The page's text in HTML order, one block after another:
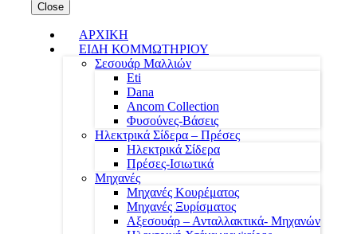
Close
ΑΡΧΙΚΗ
ΕΙΔΗ ΚΟΜΜΩΤΗΡΙΟΥ
Σεσουάρ Μαλλιών
Eti
Dana
Ancom Collection
Φυσούνες-Βάσεις
Ηλεκτρικά Σίδερα – Πρέσες
Ηλεκτρικά Σίδερα
Πρέσες-Ισιωτικά
Μηχανές
Μηχανές Κουρέματος
Μηχανές Ξυρίσματος
Αξεσουάρ – Ανταλλακτικά- Μηχανών